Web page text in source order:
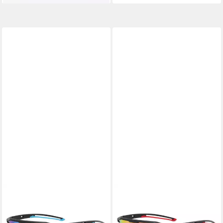
Radbrille mit Brillenbox und
Radbrille mit Brillenbox und